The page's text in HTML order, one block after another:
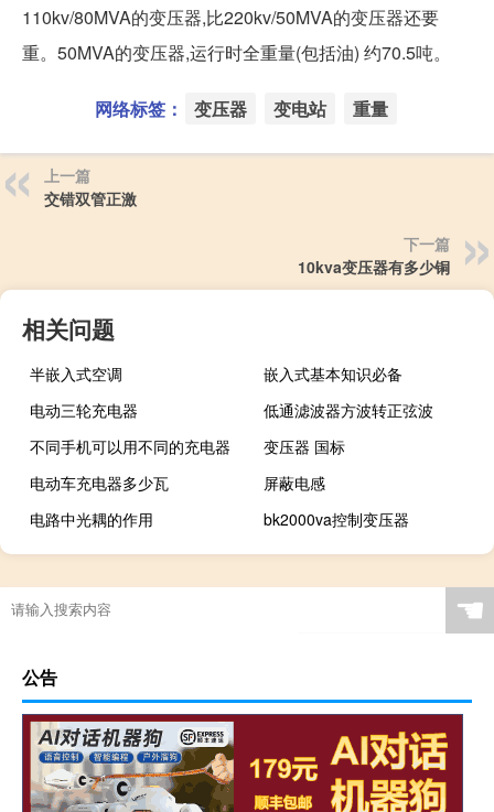
110kv/80MVA的变压器,比220kv/50MVA的变压器还要
重。50MVA的变压器,运行时全重量(包括油) 约70.5吨。
网络标签： 变压器 变电站 重量
上一篇
交错双管正激
下一篇
10kva变压器有多少铜
相关问题
半嵌入式空调
嵌入式基本知识必备
电动三轮充电器
低通滤波器方波转正弦波
不同手机可以用不同的充电器
变压器 国标
电动车充电器多少瓦
屏蔽电感
电路中光耦的作用
bk2000va控制变压器
☚
公告